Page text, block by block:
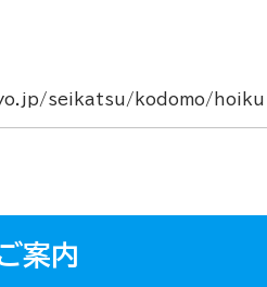
seikatsu/kodomo/hoiku
案内